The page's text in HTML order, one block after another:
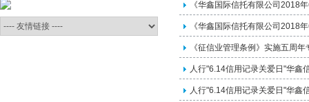
《华鑫国际信托有限公司2018
《华鑫国际信托有限公司2018
《征信业管理条例》实施五周
人行"6.14信用记录关爱日"华鑫
人行"6.14信用记录关爱日"华鑫